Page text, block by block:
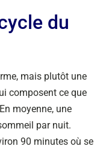
du
mais plutôt une
composent ce que
moyenne, une
par nuit.
90 minutes où se